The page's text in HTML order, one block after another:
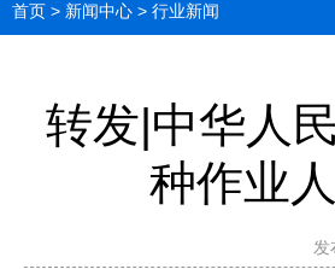
首页 > 新闻中心 > 行业新闻
转发|中华人
种作业
发